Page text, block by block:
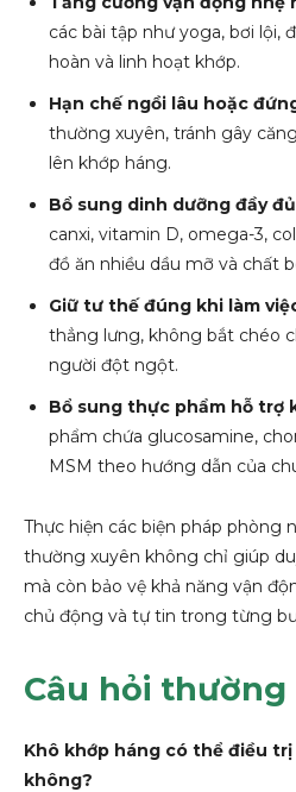
các bài tập như yoga, bơi lội,
hoàn và linh hoạt khớp.
Hạn chế ngồi lâu hoặc
thường xuyên, tránh gây
lên khớp háng.
Bổ sung dinh dưỡng đầy
canxi, vitamin D, omega-3,
đồ ăn nhiều dầu mỡ và chất
Giữ tư thế đúng khi làm
thẳng lưng, không bắt chéo
người đột ngột.
Bổ sung thực phẩm hỗ trợ
phẩm chứa glucosamine,
MSM theo hướng dẫn của
Thực hiện các biện pháp phòng
thường xuyên không chỉ giúp
mà còn bảo vệ khả năng vận
chủ động và tự tin trong từng
Câu hỏi thường
Khô khớp háng có thể điều
không?